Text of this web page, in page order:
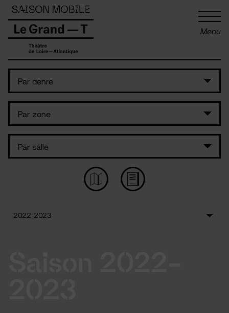
Menu
Panneau de gestion des cookies